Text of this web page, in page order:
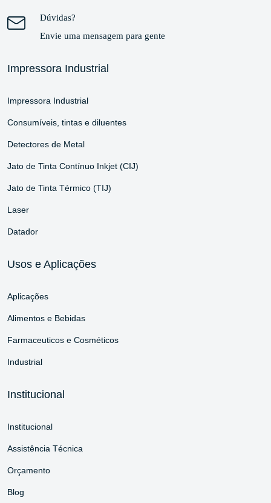
Dúvidas?
Envie uma mensagem para gente
Impressora Industrial
Impressora Industrial
Consumíveis, tintas e diluentes
Detectores de Metal
Jato de Tinta Contínuo Inkjet (CIJ)
Jato de Tinta Térmico (TIJ)
Laser
Datador
Usos e Aplicações
Aplicações
Alimentos e Bebidas
Farmaceuticos e Cosméticos
Industrial
Institucional
Institucional
Assistência Técnica
Orçamento
Blog